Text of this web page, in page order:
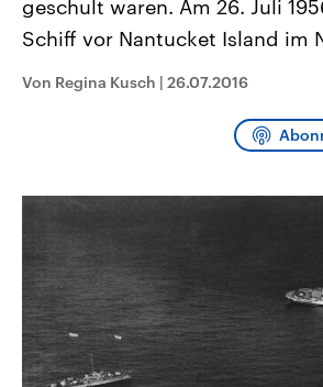
September 2026 einen neuen
Landtag. Seit 2021 wird das
Bundesland von einer Koalition aus
Umfragen, Prognosen,
Wahlprogramme, aktuelle Berichte
und Kandidaten der anstehenden
mit
geschult waren. Am 26. Juli
Schiff vor Nantucket Island im
Von Regina Kusch | 26.07.2016